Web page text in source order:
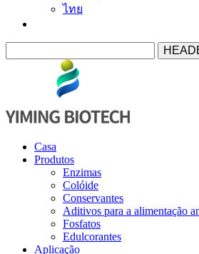
ไทย
Casa
Produtos
Enzimas
Colóide
Conservantes
Aditivos para a alimentação
Fosfatos
Edulcorantes
Aplicação